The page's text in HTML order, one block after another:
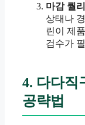
마감 퀄
상태나
린이 제
검수가
4. 다다직
공략법